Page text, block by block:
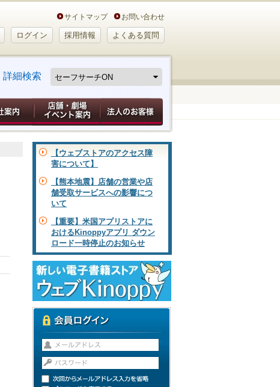
サイトマップ お問い合わせ
ログイン 採用情報 よくある質問
詳細検索
【ウェブストアのアクセス障
害について】
【熊本地震】店舗の営業や店
舗受取サービスへの影響につ
いて
【重要】米国アプリストアに
おけるKinoppyアプリ ダウン
ロード一時停止のお知らせ